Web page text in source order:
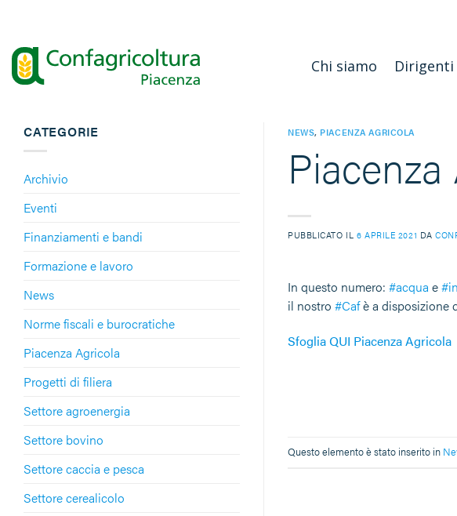
contenuti
Chi siamo Dirigenti
CATEGORIE
Archivio
Eventi
Finanziamenti e bandi
Formazione e lavoro
News
Norme fiscali e burocratiche
Piacenza Agricola
Progetti di filiera
Settore agroenergia
Settore bovino
Settore caccia e pesca
Settore cerealicolo
NEWS, PIACENZA AGRICOLA
PUBBLICATO IL 6 APRILE 2021 DA
In questo numero: #acqua e
il nostro #Cafè a disposizione
Sfoglia QUI Piacenza Agricola
Questo elemento è stato inserito in